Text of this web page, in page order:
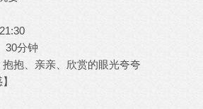
30分钟
抱、亲亲、欣赏的眼光夸夸